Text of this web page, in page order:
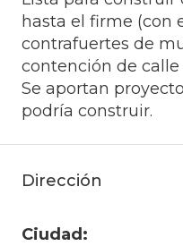
hasta el firme (con
contrafuertes de
contención de calle
Se aportan
podría construir.
Dirección
Ciudad: